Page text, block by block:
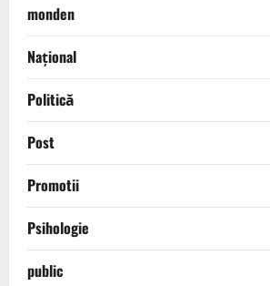
monden
Național
Politică
Post
Promotii
Psihologie
public